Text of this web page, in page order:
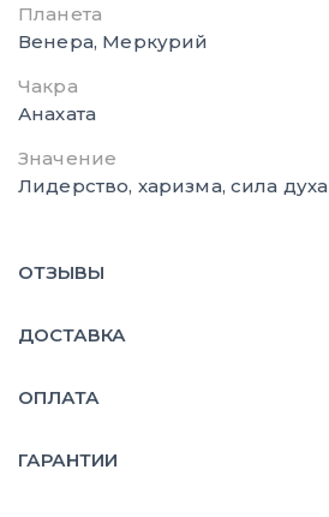
Планета
Венера, Меркурий
Чакра
Анахата
Значение
Лидерство, харизма, сила духа
ОТЗЫВЫ
ДОСТАВКА
ОПЛАТА
ГАРАНТИИ